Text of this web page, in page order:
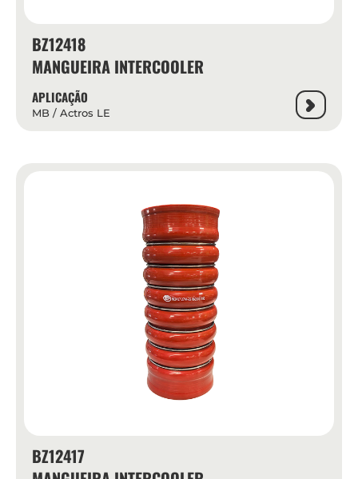
BZ12418
MANGUEIRA INTERCOOLER
APLICAÇÃO
MB / Actros LE
BZ12417